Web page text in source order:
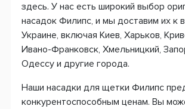
здесь. У нас есть широкий выбор
насадок Филипс, и мы доставим их к
Украине, включая Киев, Харьков,
Ивано-Франковск, Хмельницкий,
Одессу и другие города.
Наши насадки для щетки Филипс
конкурентоспособным ценам. Вы